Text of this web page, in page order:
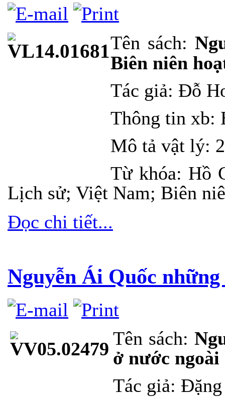
Tên sách:
Biên niên
Tác giả: Đỗ
Thông tin xb:
Mô tả vật lý:
Từ khóa: Hồ
Lịch sử; Việt Nam; Biên
Đọc chi tiết...
Nguyễn Ái Quốc
Tên sách:
ở nước ngoài
Tác giả: